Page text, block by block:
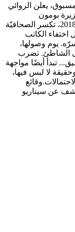
مسبوق، يعلن الروائي
بومون
المتوسطية الخلابة بحثًا عن الهدوء.في خريف 2018، تكسر الصحافيّة
اختفاء الكاتب
يوم وصولها،
الشاطئ. تضرب
تبدأ أيضًا مواجهة
لا لبس فيها،
عن سيناريو